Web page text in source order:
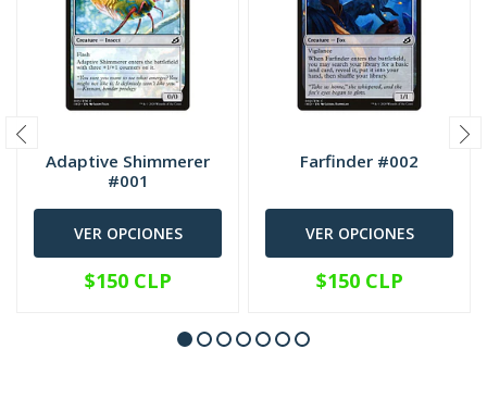
Adaptive Shimmerer
#001
VER OPCIONES
$150 CLP
Farfinder #002
VER OPCIONES
$150 CLP